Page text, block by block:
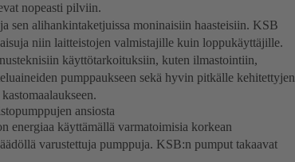
nopeasti pilviin.
sen alihankintaketjuissa moninaisiin haasteisiin. KSB
niin laitteistojen valmistajille kuin loppukäyttäjille.
käyttötarkoituksiin, kuten ilmastointiin,
pumppaukseen sekä hyvin pitkälle kehitettyjen
ansiosta
energiaa käyttämällä varmatoimisia korkean
varustettuja pumppuja. KSB:n pumput takaavat